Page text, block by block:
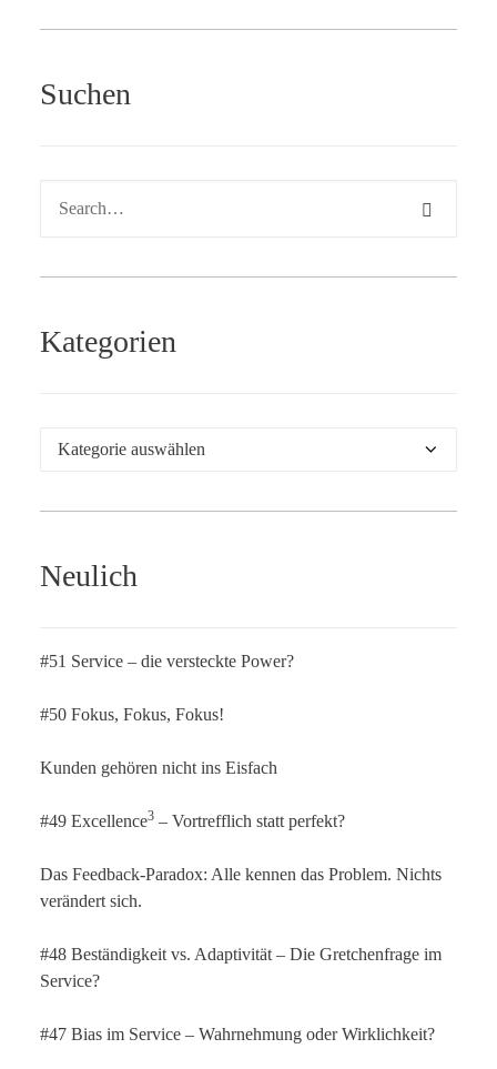
Suchen
Kategorien
Kategorien
Neulich
#51 Service – die versteckte Power?
#50 Fokus, Fokus, Fokus!
Kunden gehören nicht ins Eisfach
#49 Excellence3 – Vortrefflich statt perfekt?
Das Feedback-Paradox: Alle kennen das Problem. Nichts
verändert sich.
#48 Beständigkeit vs. Adaptivität – Die Gretchenfrage im
Service?
#47 Bias im Service – Wahrnehmung oder Wirklichkeit?